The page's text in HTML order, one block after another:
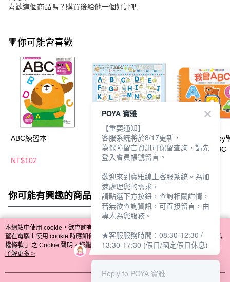
喜歡這個商品嗎？購買後給他一個好評吧
🔻你可能會喜歡
ABC練習本
NT$102
角落小夥伴ABC三層學
習拼圖
NT$120
FOOD超人Baby
貼貼書-我會ABC
你可能有興趣的商品 全站排行
熱門標籤
本網站中使用 cookie，欲查詢有關本網站使用 cookie 方式之詳情，及若您不希
望在電腦上使用 cookie 時應如何變更電腦的 cookie 設定，請參閱本網站「
隱私
權條款 」之 Cookie 聲明。您繼續使用本網站即表示您同意本公司得按本網站使
用條款之 Cookie 聲明使用 cookie。
了解更多 >
POYA 寶雅
【重要通知】
客服系統將於8/17更新，
為保障留言資訊可保留查詢，請先
登入會員帳號留言。
歡迎來到寶雅線上客服系統。為加
速處理您的需求，
請點選下方按鈕，查詢相關詳情，
若無欲查詢資訊，可直接留言，由
專人為您服務。
★客服服務時間：08:30-12:30 /
13:30-17:30 (假日/國定假日休息)
Reply to POYA 寶雅